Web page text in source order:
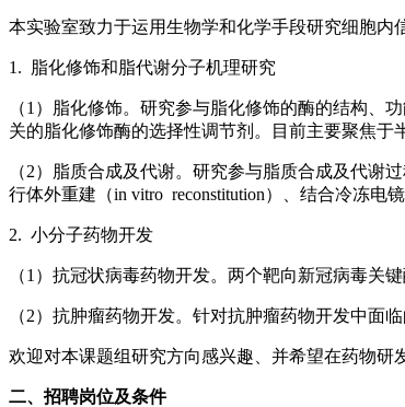
本实验室致力于运用生物学和化学手段研究细胞内
1. 脂化修饰和脂代谢分子机理研究
（1）脂化修饰。研究参与脂化修饰的酶的结构、
关的脂化修饰酶的选择性调节剂。目前主要聚焦于
（2）脂质合成及代谢。研究参与脂质合成及代谢
行体外重建（in vitro reconstitution）、结合冷冻电
2. 小分子药物开发
（1）抗冠状病毒药物开发。两个靶向新冠病毒关
（2）抗肿瘤药物开发。针对抗肿瘤药物开发中面
欢迎对本课题组研究方向感兴趣、并希望在药物研
二、招聘岗位及条件